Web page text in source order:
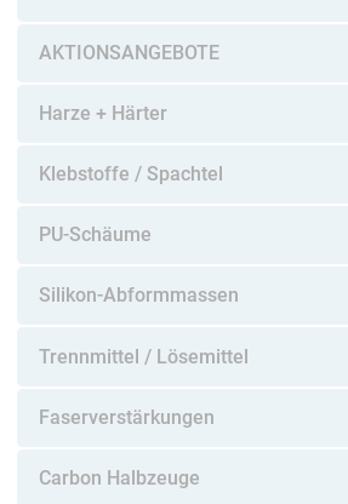
AKTIONSANGEBOTE
Harze + Härter
Klebstoffe / Spachtel
PU-Schäume
Silikon-Abformmassen
Trennmittel / Lösemittel
Faserverstärkungen
Carbon Halbzeuge